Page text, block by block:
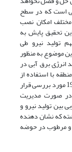
است که در سطح
امکان نصب
تحقیق پایش به
تولید نیرو طی
موضوع به منظور
انرژی برق آبی در
با استفاده از
شاخص SPI و تولید نیرو طی دوره آماری 2006-1981 مورد بررسی قرار
صورت مدیریت
تولید نیرو و
که نشان دهنده
و مرطوب در حوضه